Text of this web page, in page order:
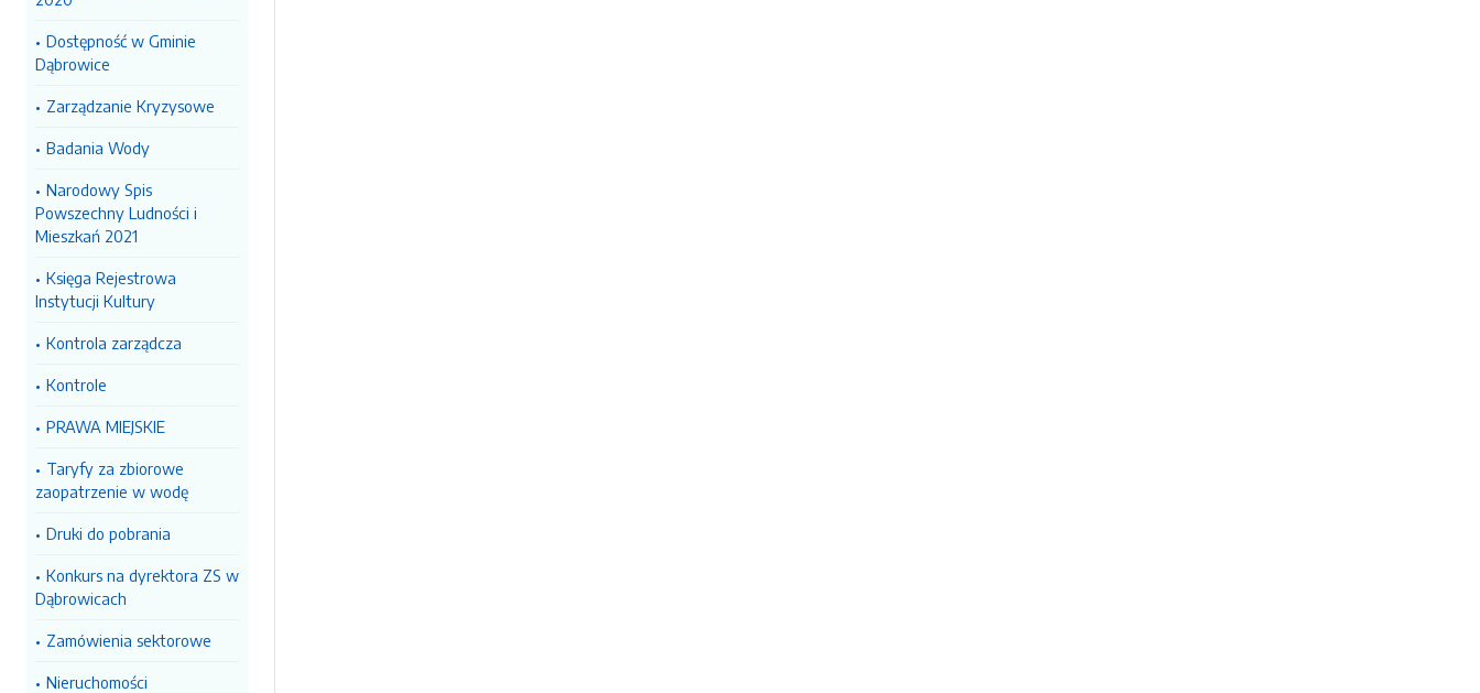
Dostępność w Gminie
Dąbrowice
Zarządzanie Kryzysowe
Badania Wody
Narodowy Spis
Powszechny Ludności i
Mieszkań 2021
Księga Rejestrowa
Instytucji Kultury
Kontrola zarządcza
Kontrole
PRAWA MIEJSKIE
Taryfy za zbiorowe
zaopatrzenie w wodę
Druki do pobrania
Konkurs na dyrektora ZS w
Dąbrowicach
Zamówienia sektorowe
Nieruchomości